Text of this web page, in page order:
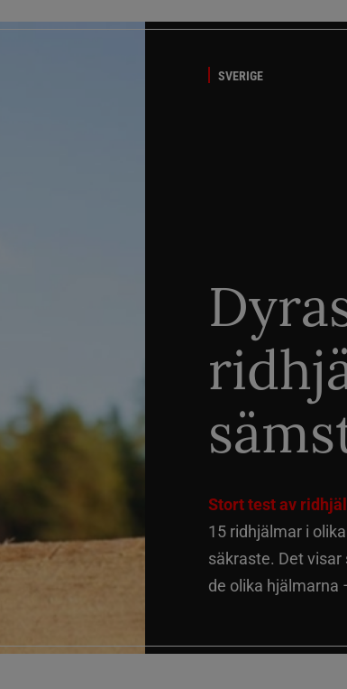
SVERIGE
Stort test av
15 ridhjälmar i
säkraste. Det
de olika hjälmarna